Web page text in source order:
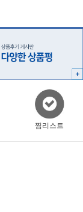
찜리스트